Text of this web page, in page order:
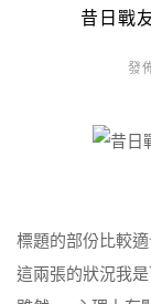
昔日戰
發
標題的部份比較
這兩張的狀況我